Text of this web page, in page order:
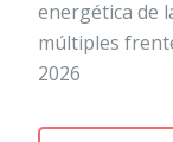
energética de
múltiples
2026